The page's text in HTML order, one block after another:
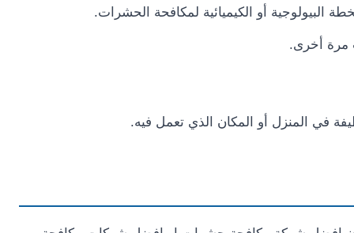
البيولوجية أو الكيميائية لمكافحة الحشرات.
مرة أخرى.
في المنزل أو المكان الذي تعمل فيه.